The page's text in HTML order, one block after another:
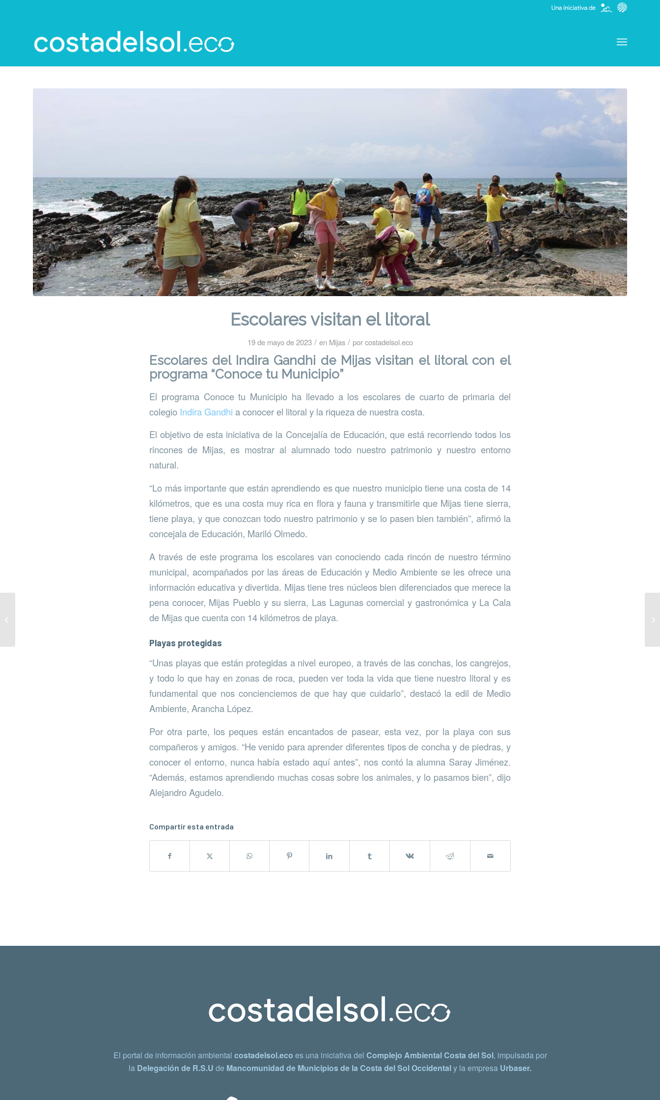
Escolares visitan el litoral
19 de mayo de 2023 / en Mijas / porcostadelsol.eco
Escolares del Indira Gandhi de Mijas visitan el litoral con el
programa “Conoce tu Municipio”
El programa Conoce tu Municipio ha llevado a los escolares de cuarto de primaria del
colegio Indira Gandhi a conocer el litoral y la riqueza de nuestra costa.
El objetivo de esta iniciativa de la Concejalía de Educación, que está recorriendo todos los
rincones de Mijas, es mostrar al alumnado todo nuestro patrimonio y nuestro entorno
natural.
“Lo más importante que están aprendiendo es que nuestro municipio tiene una costa de 14
kilómetros, que es una costa muy rica en flora y fauna y transmitirle que Mijas tiene sierra,
tiene playa, y que conozcan todo nuestro patrimonio y se lo pasen bien también”, afirmó la
concejala de Educación, Mariló Olmedo.
A través de este programa los escolares van conociendo cada rincón de nuestro término
municipal, acompañados por las áreas de Educación y Medio Ambiente se les ofrece una
información educativa y divertida. Mijas tiene tres núcleos bien diferenciados que merece la
pena conocer, Mijas Pueblo y su sierra, Las Lagunas comercial y gastronómica y La Cala
de Mijas que cuenta con 14 kilómetros de playa.
Playas protegidas
“Unas playas que están protegidas a nivel europeo, a través de las conchas, los cangrejos,
y todo lo que hay en zonas de roca, pueden ver toda la vida que tiene nuestro litoral y es
fundamental que nos concienciemos de que hay que cuidarlo”, destacó la edil de Medio
Ambiente, Arancha López.
Por otra parte, los peques están encantados de pasear, esta vez, por la playa con sus
compañeros y amigos. “He venido para aprender diferentes tipos de concha y de piedras, y
conocer el entorno, nunca había estado aquí antes”, nos contó la alumna Saray Jiménez.
“Además, estamos aprendiendo muchas cosas sobre los animales, y lo pasamos bien”, dijo
Alejandro Agudelo.
Compartir esta entrada
El portal de información ambiental costadelsol.eco es una iniciativa del Complejo Ambiental Costa del Sol, impulsada por
la Delegación de R.S.U de Mancomunidad de Municipios de la Costa del Sol Occidentaly la empresa Urbaser.